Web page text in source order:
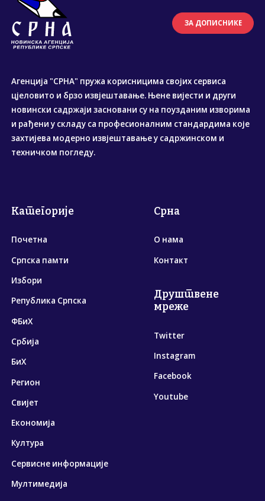
ЗА ДОПИСНИКЕ
Агенција "СРНА" пружа корисницима својих сервиса
цјеловито и брзо извјештавање. Њене вијести и други
новински садржаји засновани су на поузданим изворима
и рађени у складу са професионалним стандардима које
захтијева модерно извјештавање у садржинском и
техничком погледу.
Категорије
Почетна
Српска памти
Избори
Република Српска
ФБиХ
Србија
БиХ
Регион
Свијет
Економија
Култура
Сервисне информације
Мултимедија
Срна
О нама
Контакт
Друштвене
мреже
Twitter
Instagram
Facebook
Youtube